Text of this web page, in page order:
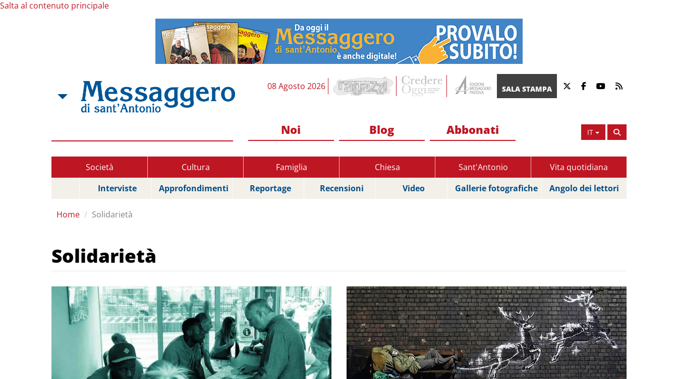
Salta al contenuto principale
08 Agosto 2026 SALA STAMPA
IT
Noi Blog Abbonati
Società Cultura Famiglia Chiesa Sant'Antonio
Vita quotidiana
Interviste
Approfondimenti Reportage Recensioni Video Gallerie fotografiche Angolo dei lettori
Home Solidarietà
Solidarietà